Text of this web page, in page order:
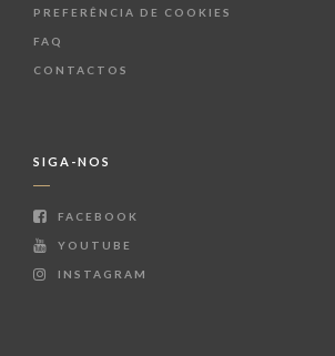
PREFERÊNCIA DE COOKIES
FAQ
CONTACTOS
SIGA-NOS
FACEBOOK
YOUTUBE
INSTAGRAM